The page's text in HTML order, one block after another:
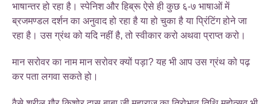
भाषान्तर हो रहा है। स्पेनिश और हिब्रू ऐसे ही कुछ ६-७ भाषाओं में
ब्रजमण्डल दर्शन का अनुवाद हो रहा है या हो चुका है या प्रिंटिंग होने जा
रहा है। उस ग्रंथ को यदि नहीं है, तो स्वीकार करो अथवा प्राप्त करो।
मान सरोवर का नाम मान सरोवर क्यों पड़ा? यह भी आप उस ग्रंथ को पढ़
कर पता लगवा सकते हो।